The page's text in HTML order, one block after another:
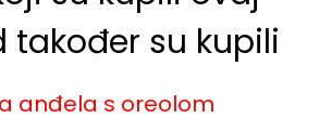
također su kupili
anđela s oreolom